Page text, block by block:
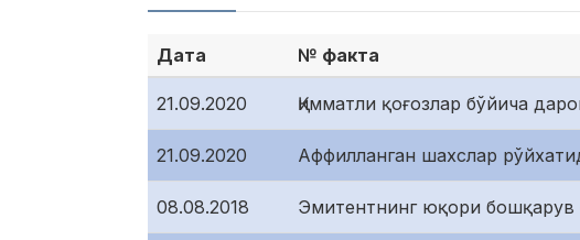
Дата № факта
21.09.2020 Қимматли қоғозлар бўйича
21.09.2020 Аффилланган шахслар
08.08.2018 Эмитентнинг юқори бошқарув